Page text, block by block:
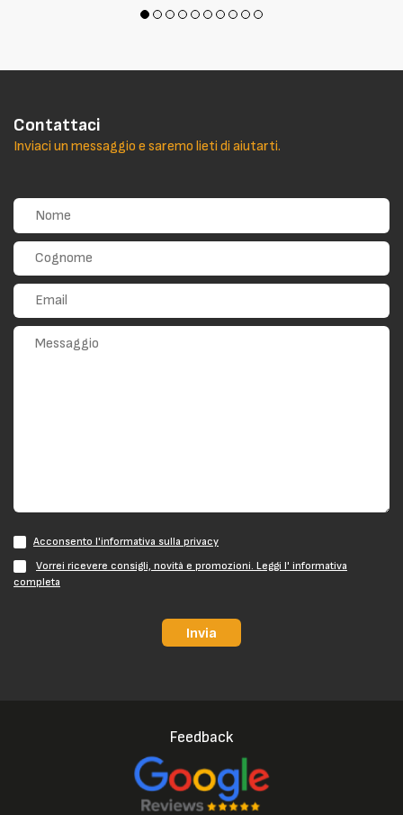
Contattaci
Inviaci un messaggio e saremo lieti di aiutarti.
Acconsento l'informativa sulla privacy
Vorrei ricevere consigli, novità e promozioni. Leggi l' informativa
completa
Invia
Feedback